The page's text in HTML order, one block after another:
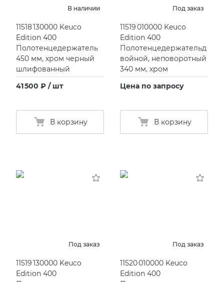
В наличии
11518 130000 Keuco
Edition 400
Полотенцедержатель
450 мм, хром черный
шлифованный
41 500 ₽ / шт
В корзину
Под заказ
11519 010000 Keuco
Edition 400
Полотенцедержательд
войной, неповоротный
340 мм, хром
Цена по запросу
В корзину
Под заказ
11519 130000 Keuco
Edition 400
Под заказ
11520 010000 Keuco
Edition 400